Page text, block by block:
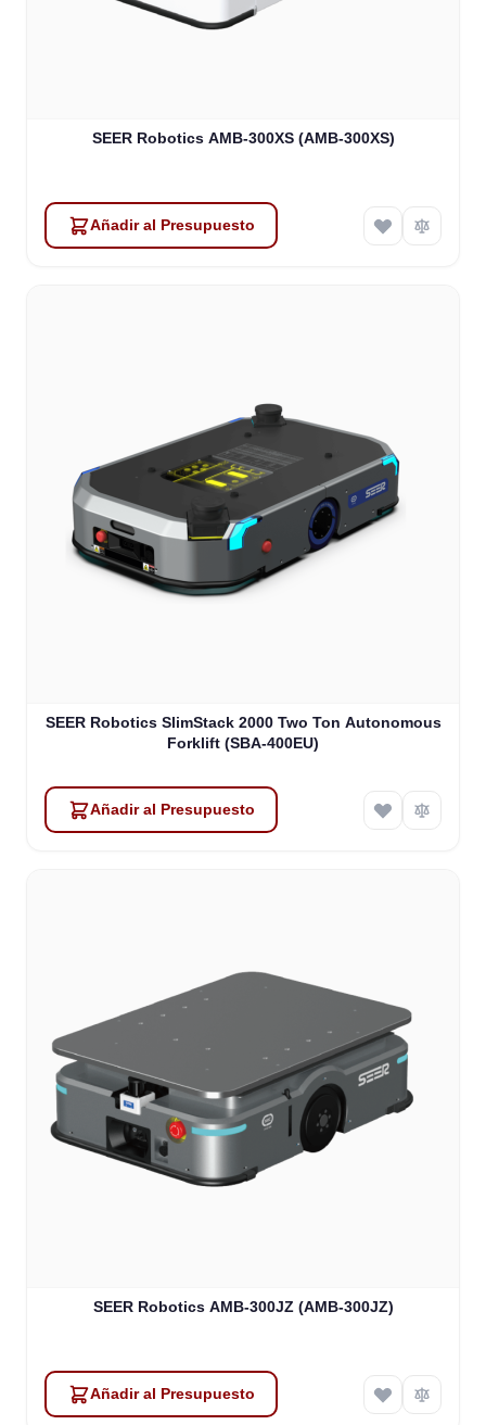
SEER Robotics AMB-300XS (AMB-300XS)
Añadir al Presupuesto
SEER Robotics SlimStack 2000 Two Ton Autonomous
Forklift (SBA-400EU)
Añadir al Presupuesto
SEER Robotics AMB-300JZ (AMB-300JZ)
Añadir al Presupuesto